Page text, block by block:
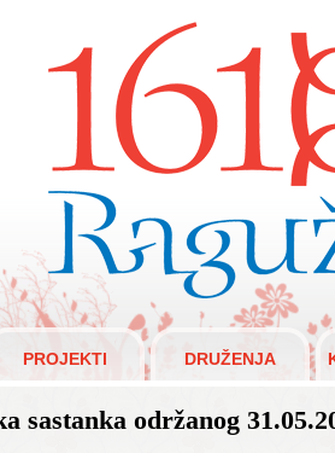
Raguži 1610.
PROJEKTI DRUŽENJA
sastanka održanog